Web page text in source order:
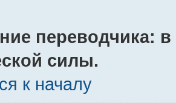
переводчика:
силы.
к началу